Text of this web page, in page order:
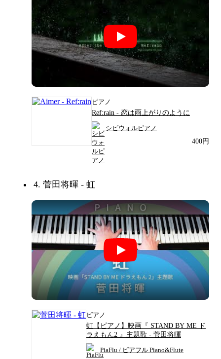
Aimer - Ref:rain
ピアノ
Ref:rain - 恋は雨上がりのように
シビウォルピアノ
400円
4. 菅田将暉 - 虹
菅田将暉 - 虹
ピアノ
虹【ピアノ】映画『 STAND BY ME ド
ラえもん2 』主題歌 - 菅田将暉
PiaFlu / ピアフル Piano&Flute